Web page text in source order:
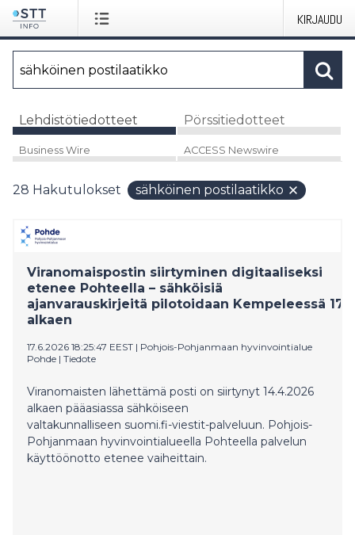
KIRJAUDU
Lehdistötiedotteet Pörssitiedotteet
Business Wire ACCESS Newswire
28 Hakutulokset sähköinen postilaatikko
Viranomaispostin siirtyminen digitaaliseksi
etenee Pohteella – sähköisiä
ajanvarauskirjeitä pilotoidaan Kempeleessä
alkaen
17.6.2026 18:25:47 EEST | Pohjois-Pohjanmaan hyvinvointialue
Pohde | Tiedote
Viranomaisten lähettämä posti on siirtynyt 14.4.2026
alkaen pääasiassa sähköiseen
valtakunnalliseen suomi.fi-viestit-palveluun. Pohjois-
Pohjanmaan hyvinvointialueella Pohteella palvelun
käyttöönotto etenee vaiheittain.